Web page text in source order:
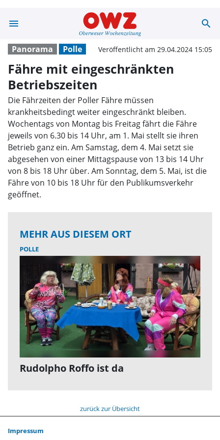
menu Fähre mit search
Panorama Polle Veröffentlicht am 29.04.2024 15:05
Fähre mit eingeschränkten
Betriebszeiten
Die Fährzeiten der Poller Fähre müssen
krankheitsbedingt weiter eingeschränkt bleiben.
Wochentags von Montag bis Freitag fährt die Fähre
jeweils von 6.30 bis 14 Uhr, am 1. Mai stellt sie ihren
Betrieb ganz ein. Am Samstag, dem 4. Mai setzt sie
abgesehen von einer Mittagspause von 13 bis 14 Uhr
von 8 bis 18 Uhr über. Am Sonntag, dem 5. Mai, ist die
Fähre von 10 bis 18 Uhr für den Publikumsverkehr
geöffnet.
MEHR AUS DIESEM ORT
POLLE
Rudolpho Roffo ist da
zurück zur Übersicht
Impressum